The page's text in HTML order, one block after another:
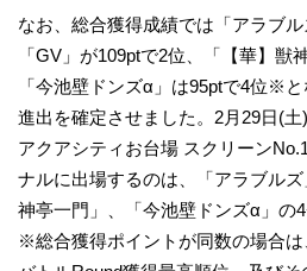
なお、総合獲得成績では「アラブル
「GV」が109ptで2位、「【華】獣
「今池壁ドンズα」は95ptで4位※
進出を確定させました。2月29日(
アクアシティお台場 スクリーン
ナルに出場するのは、「アラブル
神亭一門」、「今池壁ドンズα」の4
※総合獲得ポイントが同数の場合